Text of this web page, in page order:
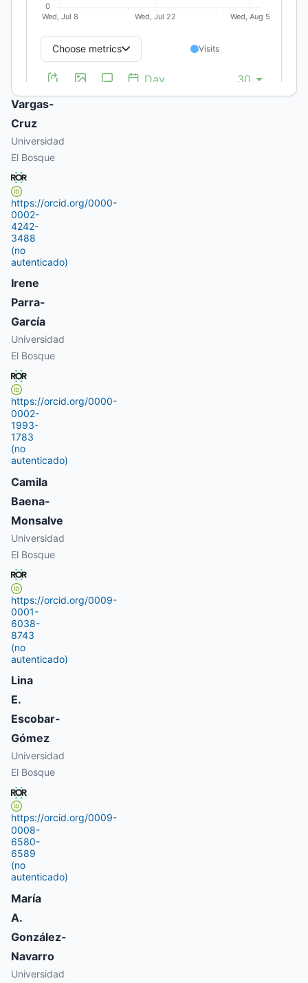
https://orcid.org/0009-
autenticado)
Sandra
Vargas-
Cruz
Universidad
El Bosque
https://orcid.org/0000-
0002-
4242-
3488
(no
autenticado)
Irene
Parra-
García
Universidad
El Bosque
https://orcid.org/0000-
0002-
1993-
1783
(no
autenticado)
Camila
Baena-
Monsalve
Universidad
El Bosque
https://orcid.org/0009-
0001-
6038-
8743
(no
autenticado)
Lina
E.
Escobar-
Gómez
Universidad
El Bosque
https://orcid.org/0009-
0008-
6580-
6589
(no
autenticado)
María
A.
González-
Navarro
Universidad